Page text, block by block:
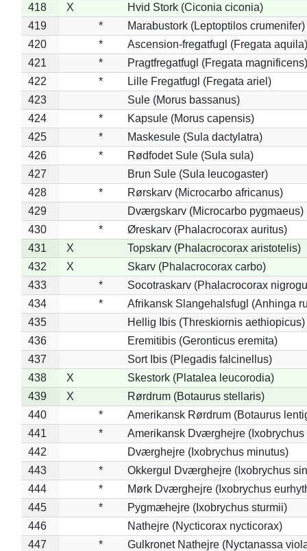
418
X
Hvid Stork (Ciconia ciconia)
419
*
Marabustork (Leptoptilos crumenifer)
420
*
Ascension-fregatfugl (Fregata aquila)
421
*
Pragtfregatfugl (Fregata magnificens)
422
*
Lille Fregatfugl (Fregata ariel)
423
Sule (Morus bassanus)
424
*
Kapsule (Morus capensis)
425
*
Maskesule (Sula dactylatra)
426
*
Rødfodet Sule (Sula sula)
427
Brun Sule (Sula leucogaster)
428
*
Rørskarv (Microcarbo africanus)
429
Dværgskarv (Microcarbo pygmaeus)
430
*
Øreskarv (Phalacrocorax auritus)
431
X
Topskarv (Phalacrocorax aristotelis)
432
X
Skarv (Phalacrocorax carbo)
433
*
Socotraskarv (Phalacrocorax
434
*
Afrikansk Slangehalsfugl (Anhinga
435
Hellig Ibis (Threskiornis aethiopicus)
436
Eremitibis (Geronticus eremita)
437
Sort Ibis (Plegadis falcinellus)
438
X
Skestork (Platalea leucorodia)
439
X
Rørdrum (Botaurus stellaris)
440
*
Amerikansk Rørdrum (Botaurus
441
*
Amerikansk Dværghejre (Ixobrychus
442
Dværghejre (Ixobrychus minutus)
443
*
Okkergul Dværghejre (Ixobrychus
444
*
Mørk Dværghejre (Ixobrychus
445
*
Pygmæhejre (Ixobrychus sturmii)
446
Nathejre (Nycticorax nycticorax)
447
*
Gulkronet Nathejre (Nyctanassa